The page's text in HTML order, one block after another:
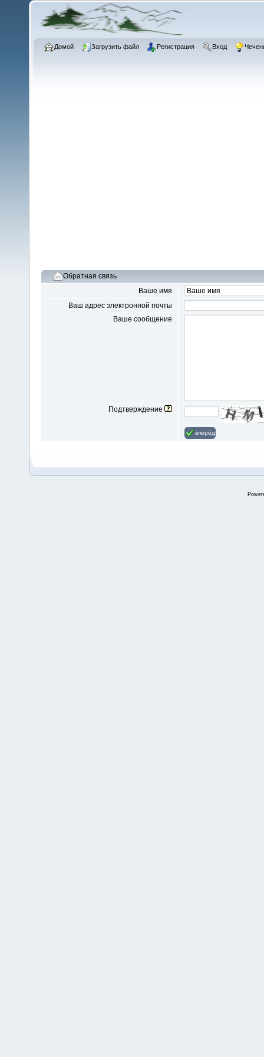
Домой Загрузить файл Регистрация Вход
Обратная связь
Ваше имя
Ваш адрес электронной почты
Ваше сообщение
Подтверждение
вперёд